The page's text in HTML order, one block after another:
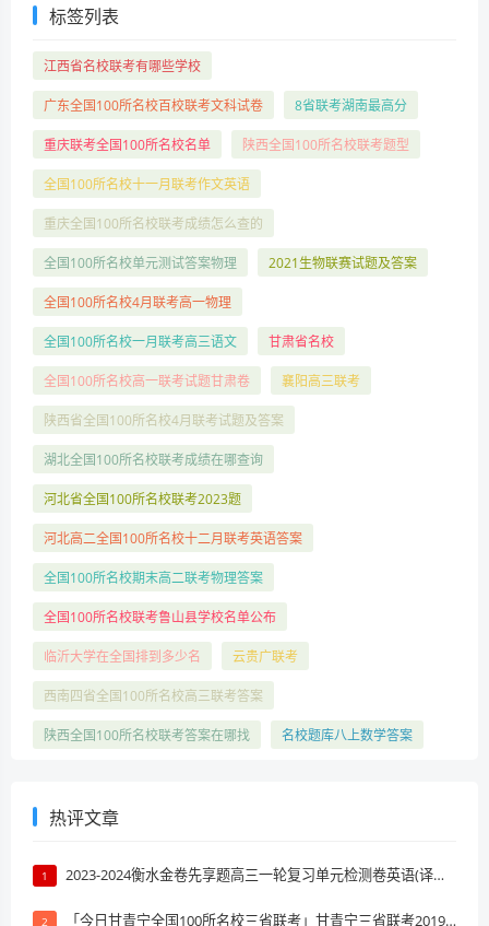
标签列表
江西省名校联考有哪些学校
广东全国100所名校百校联考文科试卷 8省联考湖南最高分
重庆联考全国100所名校名单 陕西全国100所名校联考题型
全国100所名校十一月联考作文英语
重庆全国100所名校联考成绩怎么查的
全国100所名校单元测试答案物理 2021生物联赛试题及答案
全国100所名校4月联考高一物理
全国100所名校一月联考高三语文 甘肃省名校
全国100所名校高一联考试题甘肃卷 襄阳高三联考
陕西省全国100所名校4月联考试题及答案
湖北全国100所名校联考成绩在哪查询
河北省全国100所名校联考2023题
河北高二全国100所名校十二月联考英语答案
全国100所名校期末高二联考物理答案
全国100所名校联考鲁山县学校名单公布
临沂大学在全国排到多少名 云贵广联考
西南四省全国100所名校高三联考答案
陕西全国100所名校联考答案在哪找 名校题库八上数学答案
热评文章
1 2023-2024衡水金卷先享题高三一轮复习单元检测卷英语(译林版)(一)1试题 答案
2 「今日甘青宁全国100所名校三省联考」甘青宁三省联考2019排名